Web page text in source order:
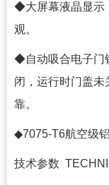
◆大屏幕液晶显示
观。
◆自动吸合电子门
闭，运行时门盖未
靠。
◆7075-T6航空级
技术参数